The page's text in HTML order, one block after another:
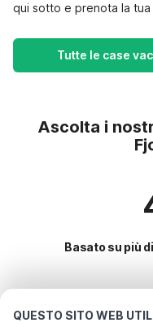
QUESTO SITO WEB
qui sotto e prenota la
Tutte le case
Ascolta i
Basato su più
Le destinazioni